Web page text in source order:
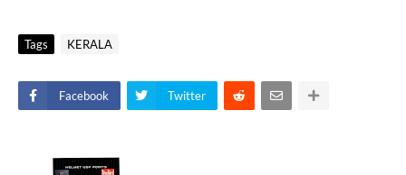
Tags KERALA
Facebook Twitter